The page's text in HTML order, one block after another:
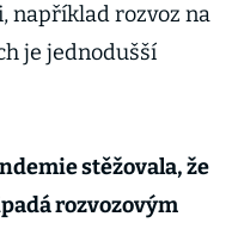
například rozvoz na
je jednodušší
stěžovala, že
rozvozovým